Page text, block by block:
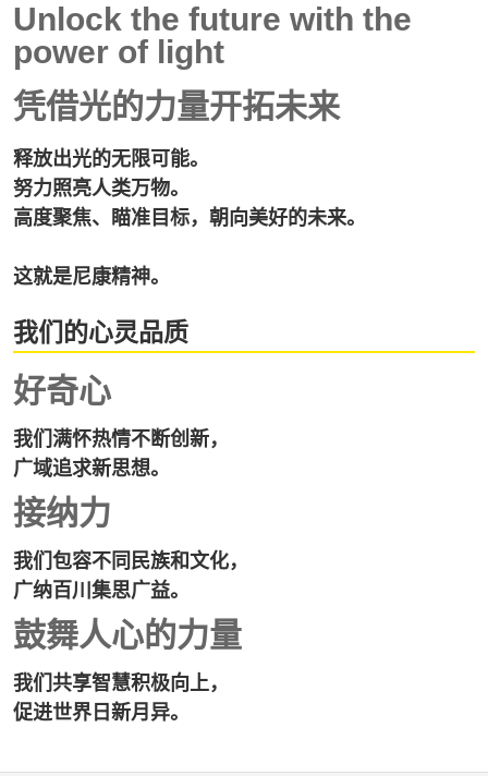
Unlock the future with the
power of light
凭借光的力量开拓未来
释放出光的无限可能。
努力照亮人类万物。
高度聚焦、瞄准目标，朝向美好的未来。
这就是尼康精神。
我们的心灵品质
好奇心
我们满怀热情不断创新，
广域追求新思想。
接纳力
我们包容不同民族和文化，
广纳百川集思广益。
鼓舞人心的力量
我们共享智慧积极向上，
促进世界日新月异。